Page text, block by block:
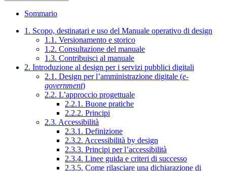
Sommario
1. Scopo, destinatari e uso del Manuale operativo di design
1.1. Versionamento e storico
1.2. Consultazione del manuale
1.3. Contribuisci al manuale
2. Introduzione al design per i servizi pubblici digitali
2.1. Design per l’amministrazione digitale (e-
government)
2.2. L’approccio progettuale
2.2.1. Buone pratiche
2.2.2. Principi
2.3. Accessibilità
2.3.1. Definizione
2.3.2. Accessibilità by design
2.3.3. Principi per l’accessibilità
2.3.4. Linee guida e criteri di successo
2.3.5. Come rilasciare una dichiarazione di